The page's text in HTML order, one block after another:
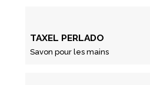
TAXEL PERLADO
Savon pour les mains